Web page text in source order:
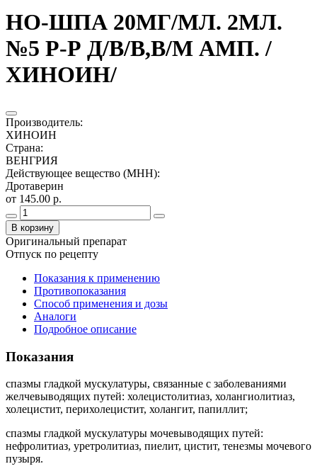
НО-ШПА 20МГ/МЛ. 2МЛ.
№5 Р-Р Д/В/В,В/М АМП. /
ХИНОИН/
Производитель:
ХИНОИН
Страна:
ВЕНГРИЯ
Действующее вещество (МНН):
Дротаверин
от 145.00 р.
В корзину
Оригинальный препарат
Отпуск по рецепту
Показания к применению
Противопоказания
Способ применения и дозы
Аналоги
Подробное описание
Показания
спазмы гладкой мускулатуры, связанные с заболеваниями
желчевыводящих путей: холецистолитиаз, холангиолитиаз,
холецистит, перихолецистит, холангит, папиллит;
спазмы гладкой мускулатуры мочевыводящих путей:
нефролитиаз, уретролитиаз, пиелит, цистит, тенезмы мочевого
пузыря.